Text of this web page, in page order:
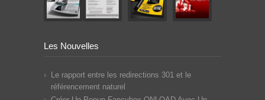
Les Nouvelles
Le rapport entre les redirections 301 et le
référencement naturel